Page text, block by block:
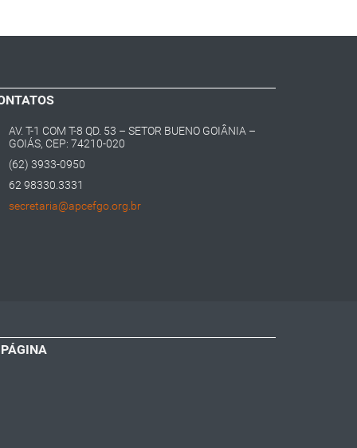
AV. T-1 COM T-8 QD. 53 – SETOR BUENO GOIÂNIA –
GOIÁS, CEP: 74210-020
(62) 3933-0950
62 98330.3331
secretaria@apcefgo.org.br